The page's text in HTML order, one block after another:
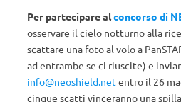
Per partecipare alconcorso di
osservare il cielo notturno alla
scattare una foto al volo a
ad entrambe se ci riuscite) e
info@neoshield.net entro il 26
cinque scatti vinceranno una